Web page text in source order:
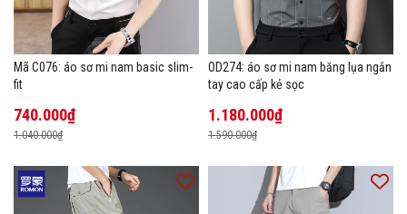
Mã C076: áo sơ mi nam basic slim-
fit
740.000₫
1.040.000₫
OD274: áo sơ mi nam băng lụa ngắn
tay cao cấp kẻ sọc
1.180.000₫
1.590.000₫